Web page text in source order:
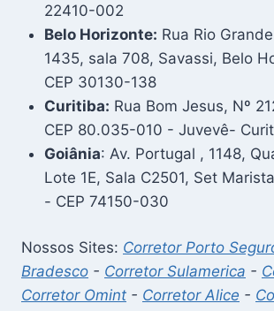
22410-002
Belo Horizonte: Rua Rio
1435, sala 708, Savassi, Belo
CEP 30130-138
Curitiba: Rua Bom Jesus, Nº
CEP 80.035-010 - Juvevê-
Goiânia: Av. Portugal , 1148,
Lote 1E, Sala C2501, Set
- CEP 74150-030
Nossos Sites: Corretor Porto
Bradesco - Corretor Sulamerica -
Corretor Omint - Corretor Alice -